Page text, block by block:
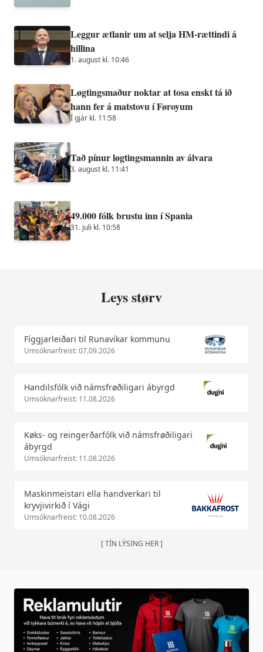
Leggur ætlanir um at selja HM-rættindi á
hillina
1. august kl. 10:46
Løgtingsmaður noktar at tosa enskt tá ið
hann fer á matstovu í Føroyum
Í gjár kl. 11:58
Tað pínur løgtingsmannin av álvara
3. august kl. 11:41
49.000 fólk brustu inn í Spania
31. juli kl. 10:58
Leys størv
Fíggjarleiðari til Runavíkar kommunu
Umsóknarfreist: 07.09.2026
Handilsfólk við námsfrøðiligari ábyrgd
Umsóknarfreist: 11.08.2026
Køks- og reingerðarfólk við námsfrøðiligari
ábyrgd
Umsóknarfreist: 11.08.2026
Maskinmeistari ella handverkari til
kryvjivirkið í Vági
Umsóknarfreist: 10.08.2026
[ TÍN LÝSING HER ]